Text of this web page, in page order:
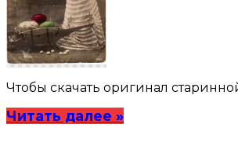
Чтобы скачать оригинал
Читать далее »